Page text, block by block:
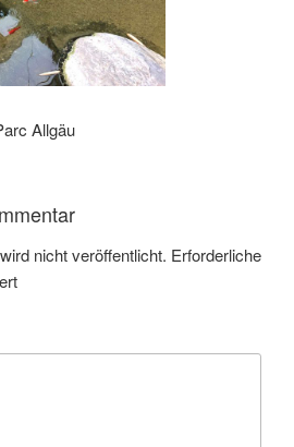
Allgäu
nicht veröffentlicht. Erforderliche